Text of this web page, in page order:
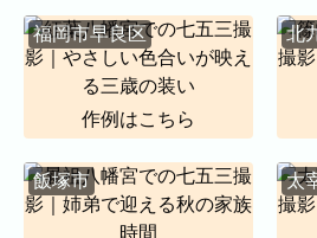
福岡市早良区
作例はこちら
北
飯塚市 太